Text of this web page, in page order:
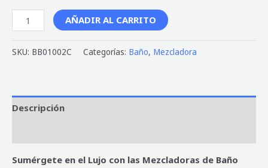
AÑADIR AL CARRITO
SKU: BB01002C Categorías: Baño, Mezcladora
Descripción
Sumérgete en el Lujo con las Mezcladoras de Baño